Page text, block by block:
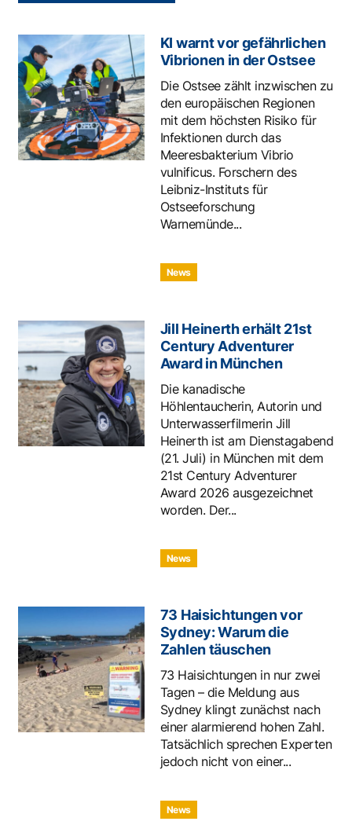
KI warnt vor gefährlichen
Vibrionen in der Ostsee
Die Ostsee zählt inzwischen zu
den europäischen Regionen
mit dem höchsten Risiko für
Infektionen durch das
Meeresbakterium Vibrio
vulnificus. Forschern des
Leibniz-Instituts für
Ostseeforschung
Warnemünde...
News
Jill Heinerth erhält 21st
Century Adventurer
Award in München
Die kanadische
Höhlentaucherin, Autorin und
Unterwasserfilmerin Jill
Heinerth ist am Dienstagabend
(21. Juli) in München mit dem
21st Century Adventurer
Award 2026 ausgezeichnet
worden. Der...
News
73 Haisichtungen vor
Sydney: Warum die
Zahlen täuschen
73 Haisichtungen in nur zwei
Tagen – die Meldung aus
Sydney klingt zunächst nach
einer alarmierend hohen Zahl.
Tatsächlich sprechen Experten
jedoch nicht von einer...
News